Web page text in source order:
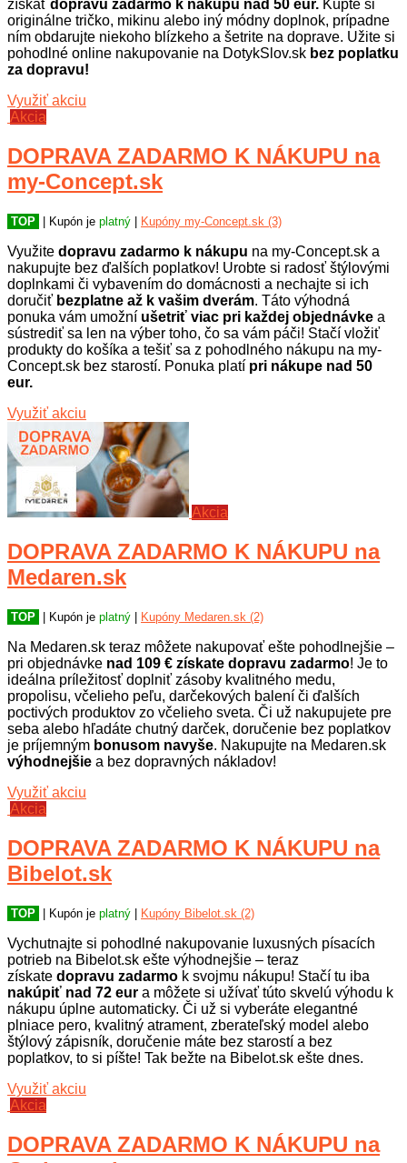
získať dopravu zadarmo k nákupu nad 50 eur. Kúpte si
originálne tričko, mikinu alebo iný módny doplnok, prípadne
ním obdarujte niekoho blízkeho a šetrite na doprave. Užite si
pohodlné online nakupovanie na DotykSlov.sk bez poplatku
za dopravu!
Využiť akciu
Akcia
DOPRAVA ZADARMO K NÁKUPU na
my-Concept.sk
TOP | Kupón je platný Kupóny my-Concept.sk (3)
Využite dopravu zadarmo k nákupu na my-Concept.sk a
nakupujte bez ďalších poplatkov! Urobte si radosť štýlovými
doplnkami či vybavením do domácnosti a nechajte si ich
doručiť bezplatne až k vašim dverám. Táto výhodná
ponuka vám umožní ušetriť viac pri každej objednávke a
sústrediť sa len na výber toho, čo sa vám páči! Stačí vložiť
produkty do košíka a tešiť sa z pohodlného nákupu na my-
Concept.sk bez starostí. Ponuka platí pri nákupe nad 50
eur.
Využiť akciu
Akcia
DOPRAVA ZADARMO K NÁKUPU na
Medaren.sk
TOP | Kupón je platný Kupóny Medaren.sk (2)
Na Medaren.sk teraz môžete nakupovať ešte pohodlnejšie –
pri objednávke nad 109 € získate dopravu zadarmo! Je to
ideálna príležitosť doplniť zásoby kvalitného medu,
propolisu, včelieho peľu, darčekových balení či ďalších
poctivých produktov zo včelieho sveta. Či už nakupujete pre
seba alebo hľadáte chutný darček, doručenie bez poplatkov
je príjemným bonusom navyše. Nakupujte na Medaren.sk
výhodnejšie a bez dopravných nákladov!
Využiť akciu
Akcia
DOPRAVA ZADARMO K NÁKUPU na
Bibelot.sk
TOP | Kupón je platný | Kupóny Bibelot.sk (2)
Vychutnajte si pohodlné nakupovanie luxusných písacích
potrieb na Bibelot.sk ešte výhodnejšie – teraz
získate dopravu zadarmo k svojmu nákupu! Stačí tu iba
nakúpiť nad 72 eur a môžete si užívať túto skvelú výhodu k
nákupu úplne automaticky. Či už si vyberáte elegantné
plniace pero, kvalitný atrament, zberateľský model alebo
štýlový zápisník, doručenie máte bez starostí a bez
poplatkov, to si píšte! Tak bežte na Bibelot.sk ešte dnes.
Využiť akciu
Akcia
DOPRAVA ZADARMO K NÁKUPU na